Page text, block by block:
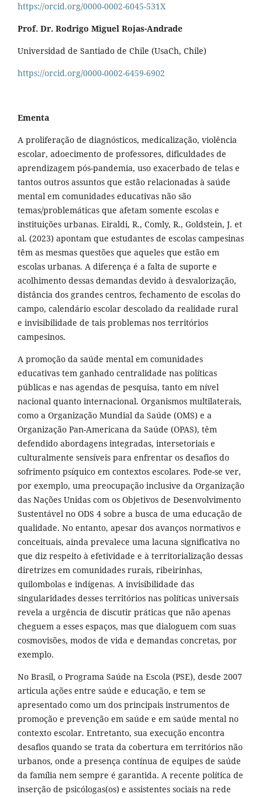
https://orcid.org/0000-0002-6045-531X
Prof. Dr. Rodrigo Miguel Rojas-Andrade
Universidad de Santiado de Chile (UsaCh, Chile)
https://orcid.org/0000-0002-6459-6902
Ementa
A proliferação de diagnósticos, medicalização, violência
escolar, adoecimento de professores, dificuldades de
aprendizagem pós-pandemia, uso exacerbado de telas e
tantos outros assuntos que estão relacionadas à saúde
mental em comunidades educativas não são
temas/problemáticas que afetam somente escolas e
instituições urbanas. Eiraldi, R., Comly, R., Goldstein, J. et
al. (2023) apontam que estudantes de escolas campesinas
têm as mesmas questões que aqueles que estão em
escolas urbanas. A diferença é a falta de suporte e
acolhimento dessas demandas devido à desvalorização,
distância dos grandes centros, fechamento de escolas do
campo, calendário escolar descolado da realidade rural
e invisibilidade de tais problemas nos territórios
campesinos.
A promoção da saúde mental em comunidades
educativas tem ganhado centralidade nas políticas
públicas e nas agendas de pesquisa, tanto em nível
nacional quanto internacional. Organismos multilaterais,
como a Organização Mundial da Saúde (OMS) e a
Organização Pan-Americana da Saúde (OPAS), têm
defendido abordagens integradas, intersetoriais e
culturalmente sensíveis para enfrentar os desafios do
sofrimento psíquico em contextos escolares. Pode-se ver,
por exemplo, uma preocupação inclusive da Organização
das Nações Unidas com os Objetivos de Desenvolvimento
Sustentável no ODS 4 sobre a busca de uma educação de
qualidade. No entanto, apesar dos avanços normativos e
conceituais, ainda prevalece uma lacuna significativa no
que diz respeito à efetividade e à territorialização dessas
diretrizes em comunidades rurais, ribeirinhas,
quilombolas e indígenas. A invisibilidade das
singularidades desses territórios nas políticas universais
revela a urgência de discutir práticas que não apenas
cheguem a esses espaços, mas que dialoguem com suas
cosmovisões, modos de vida e demandas concretas, por
exemplo.
No Brasil, o Programa Saúde na Escola (PSE), desde 2007
articula ações entre saúde e educação, e tem se
apresentado como um dos principais instrumentos de
promoção e prevenção em saúde e em saúde mental no
contexto escolar. Entretanto, sua execução encontra
desafios quando se trata da cobertura em territórios não
urbanos, onde a presença contínua de equipes de saúde
da família nem sempre é garantida. A recente política de
inserção de psicólogas(os) e assistentes sociais na rede